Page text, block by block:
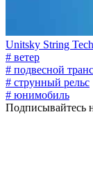
Unitsky String
# ветер
# подвесной
# струнный рельс
# юнимобиль
Подписывайтесь